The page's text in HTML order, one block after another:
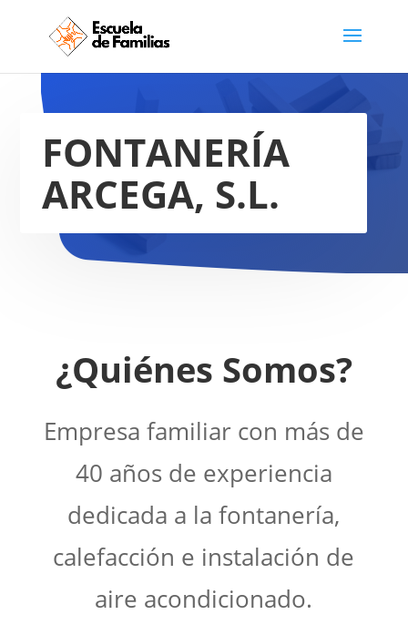
FONTANERÍA
ARCEGA, S.L.
¿Quiénes Somos?
Empresa familiar con más de
40 años de experiencia
dedicada a la fontanería,
calefacción e instalación de
aire acondicionado.